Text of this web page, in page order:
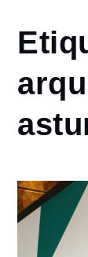
Home
portfolio
efímera